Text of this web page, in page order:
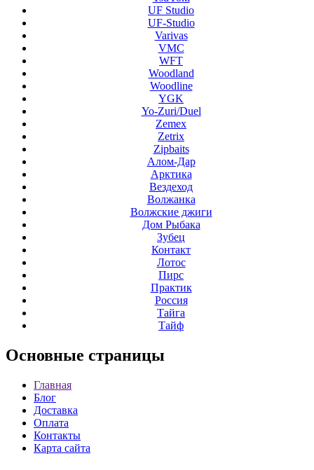
UF Studio
UF-Studio
Varivas
VMC
WFT
Woodland
Woodline
YGK
Yo-Zuri/Duel
Zemex
Zetrix
Zipbaits
Алом-Дар
Арктика
Вездеход
Волжанка
Волжские джиги
Дом Рыбака
Зубец
Контакт
Лотос
Пирс
Практик
Россия
Тайга
Тайф
Основные страницы
Главная
Блог
Доставка
Оплата
Контакты
Карта сайта